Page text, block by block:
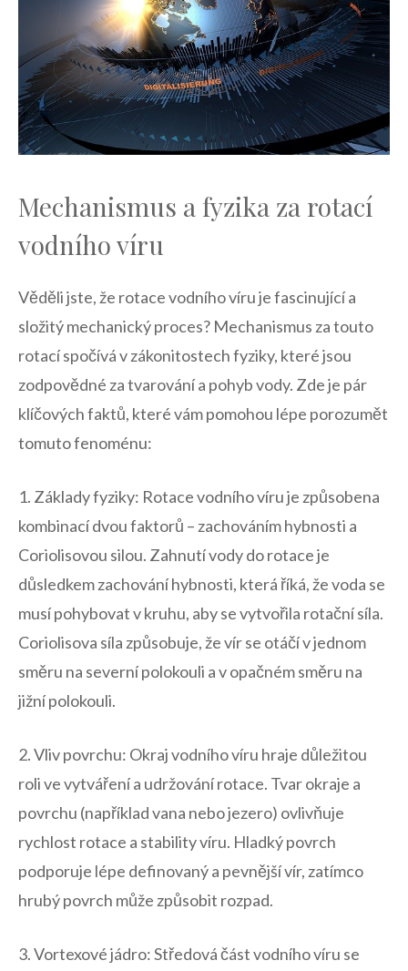
Mechanismus a fyzika za rotací
vodního víru
Věděli jste, že rotace vodního víru je fascinující a
složitý mechanický proces? Mechanismus za touto
rotací spočívá v zákonitostech fyziky, které jsou
zodpovědné za tvarování a pohyb vody. Zde je pár
klíčových faktů, které vám pomohou lépe porozumět
tomuto fenoménu:
1. Základy fyziky: Rotace vodního víru je způsobena
kombinací dvou faktorů – zachováním hybnosti a
Coriolisovou silou. Zahnutí vody do rotace je
důsledkem zachování hybnosti, která říká, že voda se
musí pohybovat v kruhu, aby se vytvořila rotační síla.
Coriolisova síla způsobuje, že vír se otáčí v jednom
směru na severní polokouli a v opačném směru na
jižní polokouli.
2. Vliv povrchu: Okraj vodního víru hraje důležitou
roli ve vytváření a udržování rotace. Tvar okraje a
povrchu (například vana nebo jezero) ovlivňuje
rychlost rotace a stability víru. Hladký povrch
podporuje lépe definovaný a pevnější vír, zatímco
hrubý povrch může způsobit rozpad.
3. Vortexové jádro: Středová část vodního víru se